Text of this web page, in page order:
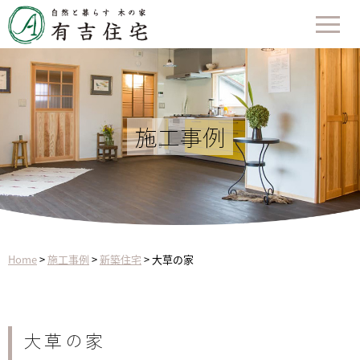
施工事例
Home>施工事例 >新築住宅 >大草の家
大草の家